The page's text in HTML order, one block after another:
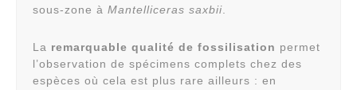
sous-zone à Mantelliceras saxbii
La remarquable qualité de fossilisation permet
l’observation de spécimens complets chez des
espèces où cela est plus rare ailleurs : en